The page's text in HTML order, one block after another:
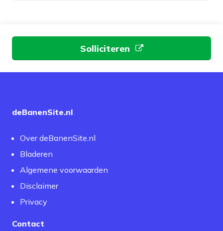
Aan de slagSolliciteren
deBanenSite.nl
Over deBanenSite.nl
Bladeren
Algemene voorwaarden
Disclaimer
Privacy
Contact